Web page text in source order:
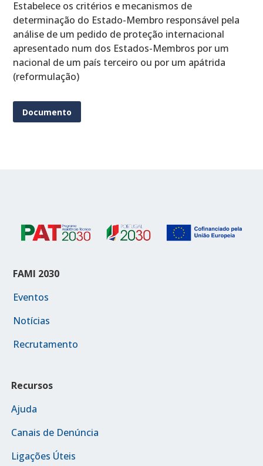
Estabelece os critérios e mecanismos de
determinação do Estado-Membro responsável pela
análise de um pedido de proteção internacional
apresentado num dos Estados-Membros por um
nacional de um país terceiro ou por um apátrida
(reformulação)
Documento
FAMI 2030
Eventos
Notícias
Recrutamento
Recursos
Ajuda
Canais de Denúncia
Ligações Úteis